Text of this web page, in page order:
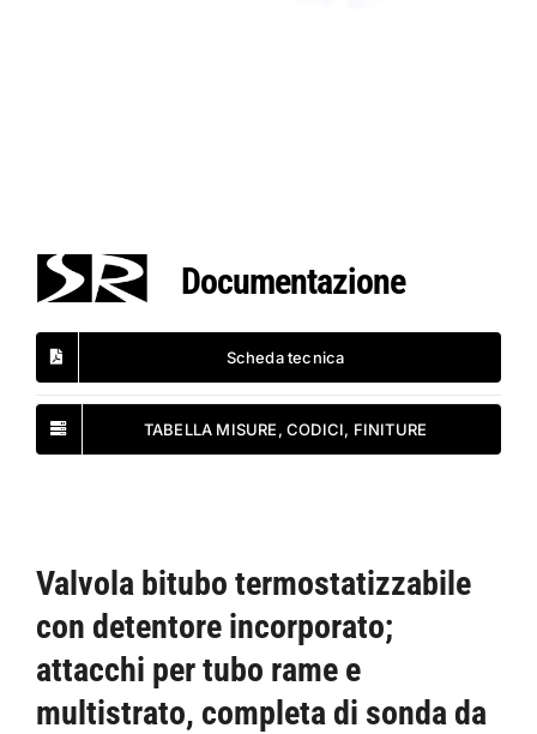
Documentazione
Scheda tecnica
TABELLA MISURE, CODICI, FINITURE
Valvola bitubo termostatizzabile
con detentore incorporato;
attacchi per tubo rame e
multistrato, completa di sonda da